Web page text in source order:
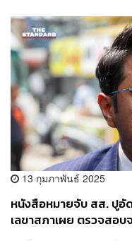
13 กุมภาพันธ์ 2025
หนังสือหมายจับ สส. ปูอั
เลขาสภาเผย ตรวจสอ